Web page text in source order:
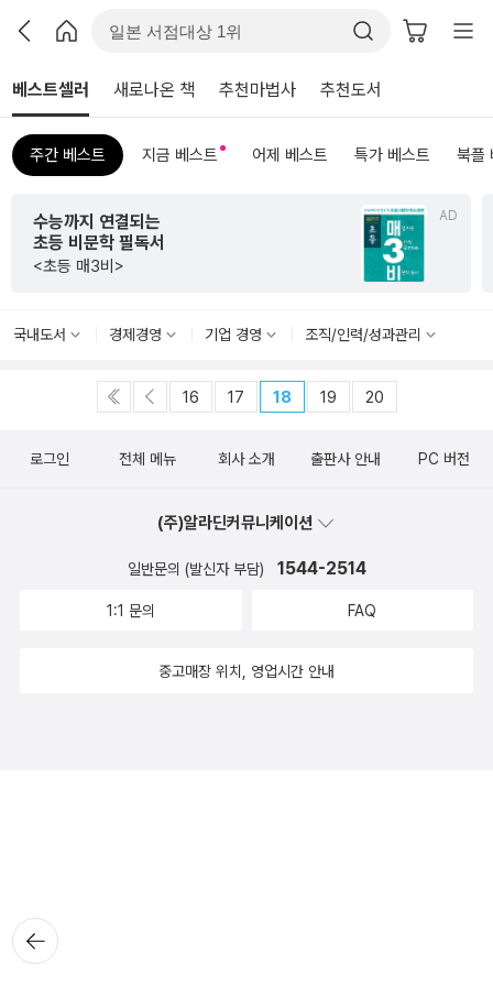
베스트셀러 새로나온 책 추천마법사 추천도서
주간 베스트 지금 베스트 어제 베스트 특가 베스트 북플
AD
수능까지 연결되는
초등 비문학 필독서
<초등 매3비>
국내도서 경제경영 기업 경영 조직/인력/성과관리
16 17 18 19 20
뒤로가
기
로그인 전체 메뉴 회사 소개 출판사 안내 PC 버전
(주)알라딘커뮤니케이션
일반문의 (발신자 부담) 1544-2514
1:1 문의 FAQ
중고매장 위치, 영업시간 안내